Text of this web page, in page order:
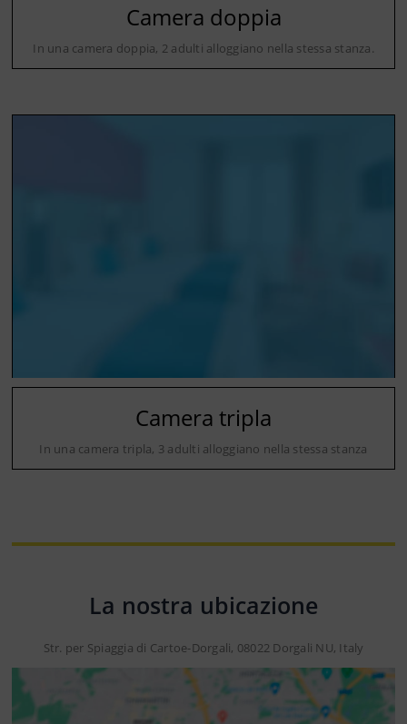
Camera doppia
In una camera doppia, 2 adulti alloggiano nella stessa stanza.
Camera tripla
In una camera tripla, 3 adulti alloggiano nella stessa stanza
La nostra ubicazione
Str. per Spiaggia di Cartoe-Dorgali, 08022 Dorgali NU, Italy